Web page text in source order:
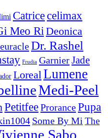
Catricecelimax
Meo RiDeonica
Dr. Rashel
Frudia GarnierJade
LorealLumene
Medi-Peel
PetitfeeProrancePupa
Some By Mi The
Sabo